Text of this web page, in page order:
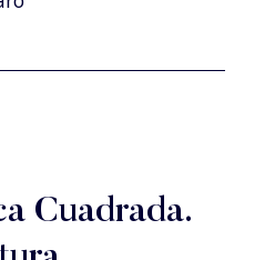
Cuadrada.